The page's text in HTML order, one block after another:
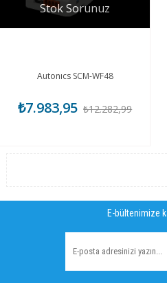
Stok Sorunuz
Autonıcs SCM-WF48
₺7.983,95 ₺12.282,99
E-bültenimize